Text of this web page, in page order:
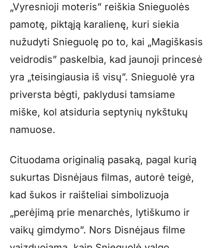
„Vyresnioji moteris” reiškia Snieguolės
pamotę, piktąją karalienę, kuri siekia
nužudyti Snieguolę po to, kai „Magiškasis
veidrodis” paskelbia, kad jaunoji princesė
yra „teisingiausia iš visų”. Snieguolė yra
priversta bėgti, paklydusi tamsiame
miške, kol atsiduria septynių nykštukų
namuose.
Cituodama originalią pasaką, pagal kurią
sukurtas Disnėjaus filmas, autorė teigė,
kad šukos ir raišteliai simbolizuoja
„perėjimą prie menarchės, lytiškumo ir
vaikų gimdymo”. Nors Disnėjaus filme